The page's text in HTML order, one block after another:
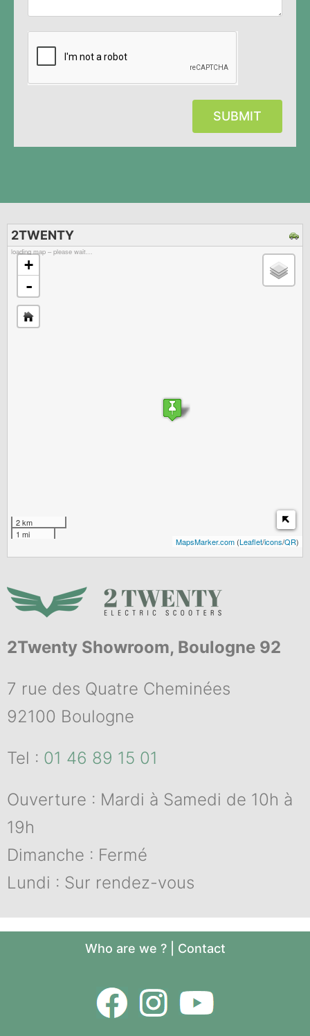
SUBMIT
2TWENTY
loading map – please wait…
+
-
2 km
1 mi
MapsMarker.com (Leaflet/icons/QR)
2Twenty Showroom, Boulogne 92
7 rue des Quatre Cheminées
92100 Boulogne
Tel : 01 46 89 15 01
Ouverture : Mardi à Samedi de 10h à
19h
Dimanche : Fermé
Lundi : Sur rendez-vous
Who are we ?| Contact